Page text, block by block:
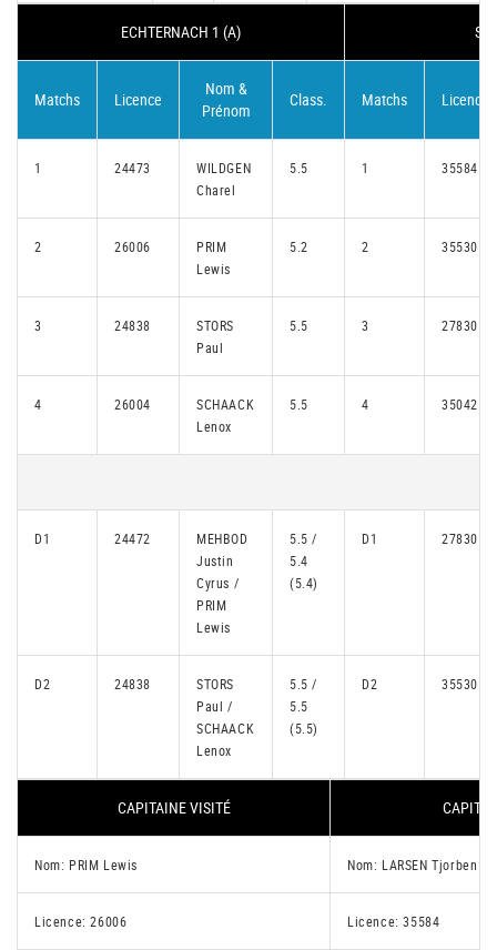
ECHTERNACH 1 (A)
Matchs Licence
Nom &
Prénom
Class. Matchs Licence
1 24473
WILDGEN
Charel
5.5 1 35584
2 26006
PRIM
Lewis
5.2 2 35530
3 24838
STORS
Paul
5.5 3 27830
4 26004
SCHAACK
Lenox
5.5 4 35042
D1 24472
MEHBOD
Justin
Cyrus /
PRIM
Lewis
5.5 /
5.4
(5.4)
D1 27830
D2 24838
STORS
Paul /
SCHAACK
Lenox
5.5 /
5.5
(5.5)
D2 35530
CAPITAINE VISITÉ
Nom: PRIM Lewis Nom: LARSEN Tjorben
Licence: 26006 Licence: 35584